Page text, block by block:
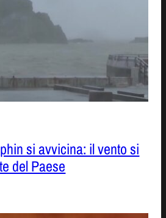
si avvicina: il vento si
del Paese